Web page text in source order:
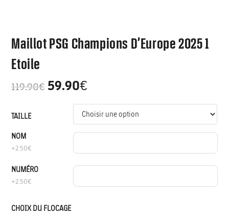
Maillot PSG Champions D’Europe 2025 1
Etoile
119.90€ 59.90€
TAILLE
NOM
+2.50€
NUMÉRO
+2.50€
CHOIX DU FLOCAGE